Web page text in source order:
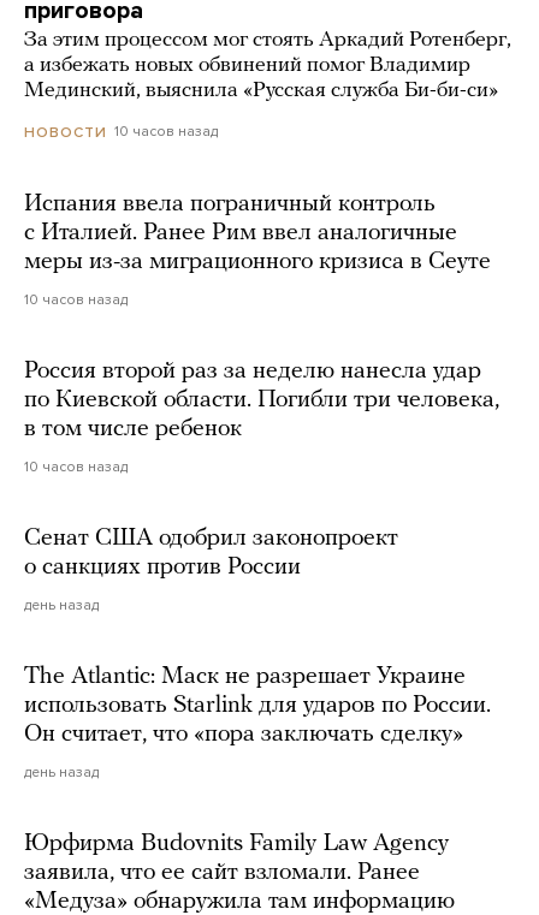
приговора
За этим процессом мог стоять Аркадий Ротенберг,
а избежать новых обвинений помог Владимир
Мединский, выяснила «Русская служба Би-би-си»
НОВОСТИ 10 часов назад
Испания ввела пограничный контроль
с Италией. Ранее Рим ввел аналогичные
меры из-за миграционного кризиса в Сеуте
10 часов назад
Россия второй раз за неделю нанесла удар
по Киевской области. Погибли три человека,
в том числе ребенок
10 часов назад
Сенат США одобрил законопроект
о санкциях против России
день назад
The Atlantic: Маск не разрешает Украине
использовать Starlink для ударов по России.
Он считает, что «пора заключать сделку»
день назад
Юрфирма Budovnits Family Law Agency
заявила, что ее сайт взломали. Ранее
«Медуза» обнаружила там информацию